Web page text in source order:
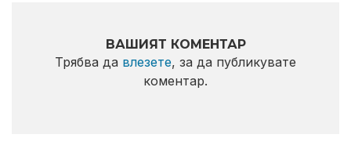
ВАШИЯТ КОМЕНТАР
Трябва да влезете, за да публикувате
коментар.